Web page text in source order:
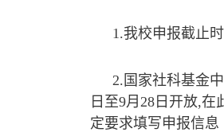
1.我校申报截止
2.国家社科基金
日至9月28日开放,在
定要求填写申报信